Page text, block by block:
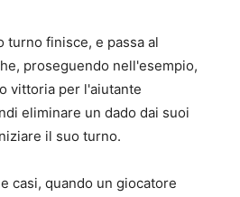
turno finisce, e passa al
proseguendo nell'esempio,
vittoria per l'aiutante
eliminare un dado dai suoi
il suo turno.
casi, quando un giocatore